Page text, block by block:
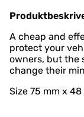
A cheap and
protect your
owners, but the
change their
Size 75 mm x